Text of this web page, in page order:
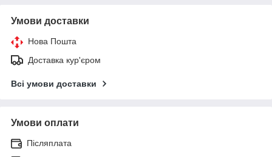
Умови доставки
Нова Пошта
Доставка кур'єром
Всі умови доставки
Умови оплати
Післяплата